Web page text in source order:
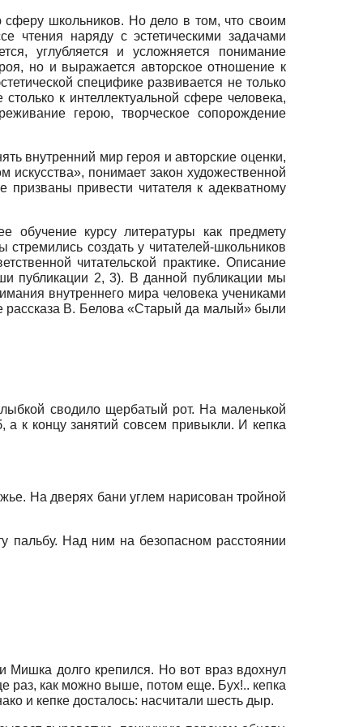
сферу школьников. Но дело в том, что своим
чтения наряду с эстетическими задачами
углубляется и усложняется понимание
но и выражается авторское отношение к
специфике развивается не только
к интеллектуальной сфере человека,
герою, творческое сопорождение
внутренний мир героя и авторские оценки,
искусства», понимает закон художественной
призваны привести читателя к адекватному
обучение курсу литературы как предмету
создать у читателей-школьников
читательской практике. Описание
публикации 2, 3). В данной публикации мы
внутреннего мира человека учениками
рассказа В. Белова «Старый да малый» были
сводило щербатый рот. На маленькой
к концу занятий совсем привыкли. И кепка
На дверях бани углем нарисован тройной
пальбу. Над ним на безопасном расстоянии
Мишка долго крепился. Но вот враз вдохнул
раз, как можно выше, потом еще. Бух!.. кепка
и кепке досталось: насчитали шесть дыр.